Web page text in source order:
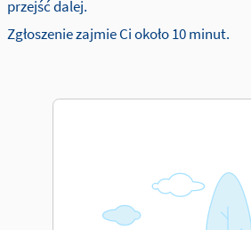
przejść dalej.
Zgłoszenie zajmie Ci około 10 minut.